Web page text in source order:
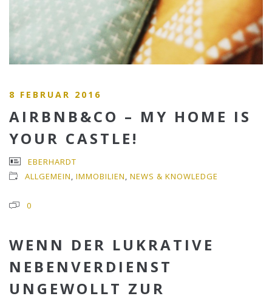
8 FEBRUAR 2016
AIRBNB&CO – MY HOME IS
YOUR CASTLE!
EBERHARDT
ALLGEMEIN IMMOBILIEN NEWS & KNOWLEDGE
0
WENN DER LUKRATIVE
NEBENVERDIENST
UNGEWOLLT ZUR